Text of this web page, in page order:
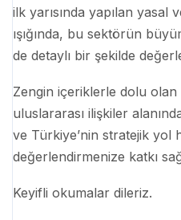
ilk yarısında yapılan yasal
ışığında, bu sektörün
de detaylı bir şekilde
Zengin içeriklerle dolu olan
uluslararası ilişkiler
ve Türkiye’nin stratejik yol
değerlendirmenize katkı
Keyifli okumalar dileriz.